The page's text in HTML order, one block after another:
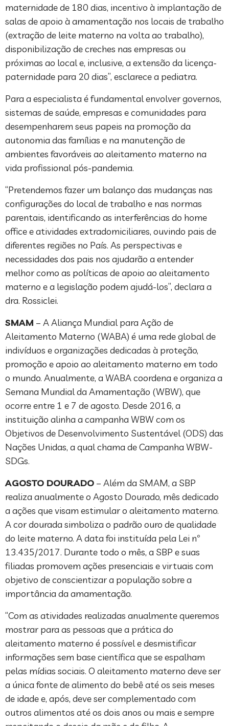
maternidade de 180 dias, incentivo à implantação de
salas de apoio à amamentação nos locais de trabalho
(extração de leite materno na volta ao trabalho),
disponibilização de creches nas empresas ou
próximas ao local e, inclusive, a extensão da licença-
paternidade para 20 dias”, esclarece a pediatra.
Para a especialista é fundamental envolver governos,
sistemas de saúde, empresas e comunidades para
desempenharem seus papeis na promoção da
autonomia das famílias e na manutenção de
ambientes favoráveis ao aleitamento materno na
vida profissional pós-pandemia.
“Pretendemos fazer um balanço das mudanças nas
configurações do local de trabalho e nas normas
parentais, identificando as interferências do home
office e atividades extradomiciliares, ouvindo pais de
diferentes regiões no País. As perspectivas e
necessidades dos pais nos ajudarão a entender
melhor como as políticas de apoio ao aleitamento
materno e a legislação podem ajudá-los”, declara a
dra. Rossiclei.
SMAM – A Aliança Mundial para Ação de
Aleitamento Materno (WABA) é uma rede global de
indivíduos e organizações dedicadas à proteção,
promoção e apoio ao aleitamento materno em todo
o mundo. Anualmente, a WABA coordena e organiza a
Semana Mundial da Amamentação (WBW), que
ocorre entre 1 e 7 de agosto. Desde 2016, a
instituição alinha a campanha WBW com os
Objetivos de Desenvolvimento Sustentável (ODS) das
Nações Unidas, a qual chama de Campanha WBW-
SDGs.
AGOSTO DOURADO – Além da SMAM, a SBP
realiza anualmente o Agosto Dourado, mês dedicado
a ações que visam estimular o aleitamento materno.
A cor dourada simboliza o padrão ouro de qualidade
do leite materno. A data foi instituída pela Lei nº
13.435/2017. Durante todo o mês, a SBP e suas
filiadas promovem ações presenciais e virtuais com
objetivo de conscientizar a população sobre a
importância da amamentação.
“Com as atividades realizadas anualmente queremos
mostrar para as pessoas que a prática do
aleitamento materno é possível e desmistificar
informações sem base científica que se espalham
pelas mídias sociais. O aleitamento materno deve ser
a única fonte de alimento do bebê até os seis meses
de idade e, após, deve ser complementado com
outros alimentos até os dois anos ou mais e sempre